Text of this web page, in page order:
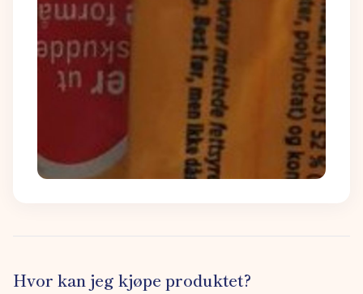
Hvor kan jeg kjøpe produktet?